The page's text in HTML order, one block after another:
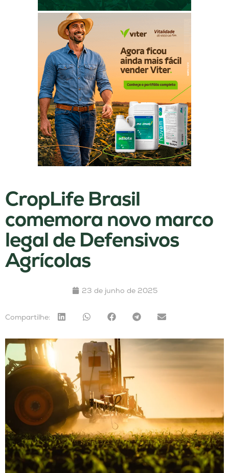
CropLife Brasil
comemora novo marco
legal de Defensivos
Agrícolas
23 de junho de 2025
Compartilhe: